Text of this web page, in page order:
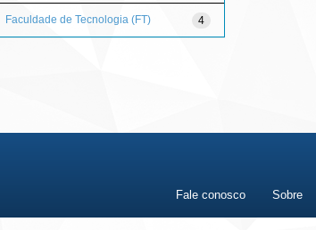
4
Faculdade de Tecnologia (FT)
Fale conosco Sobre